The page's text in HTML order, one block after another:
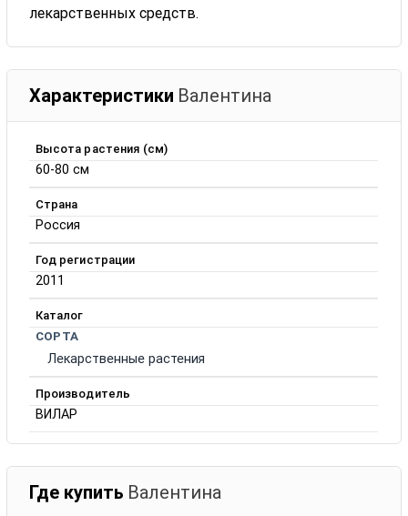
лекарственных средств.
Характеристики Валентина
Высота растения (см)
60-80 см
Страна
Россия
Год регистрации
2011
Каталог
СОРТА
Лекарственные растения
Производитель
ВИЛАР
Где купить Валентина